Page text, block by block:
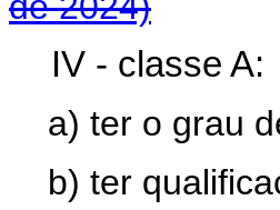
IV - classe A:
a) ter o grau
b) ter